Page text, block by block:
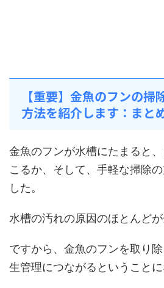
【重要】金魚のフンの掃
方法を紹介します：まと
金魚のフンが水槽にたまると
こるか、そして、手軽な掃除
した。
水槽の汚れの原因のほとんどが
ですから、金魚のフンを取り
生管理につながるということに